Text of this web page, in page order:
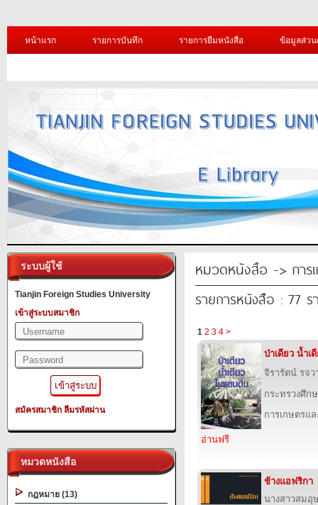
หน้าแรก รายการบันทึก รายการยืมหนังสือ ข้อมูลส่ว
ระบบผู้ใช้
Tianjin Foreign Studies University
เข้าสู่ระบบสมาชิก
สมัครสมาชิก ลืมรหัสผ่าน
หมวดหนังสือ
กฎหมาย (13)
หมวดหนังสือ -> การ
รายการหนังสือ : 77 ร
1 2 3 4 >
ป่าเดียว น้ำเ
จิรารัตน์ รจ
กระทรวงศึก
การเกษตรแ
อ่านฟรี
ช้างแอฟริกา
นางสาวสม